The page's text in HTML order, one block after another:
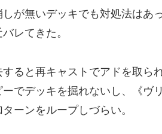
しが無いデッキでも対処法は
レてきた。
ると再キャストでアドを取ら
ーでデッキを掘れないし、《ヴ
ーンをループしづらい。